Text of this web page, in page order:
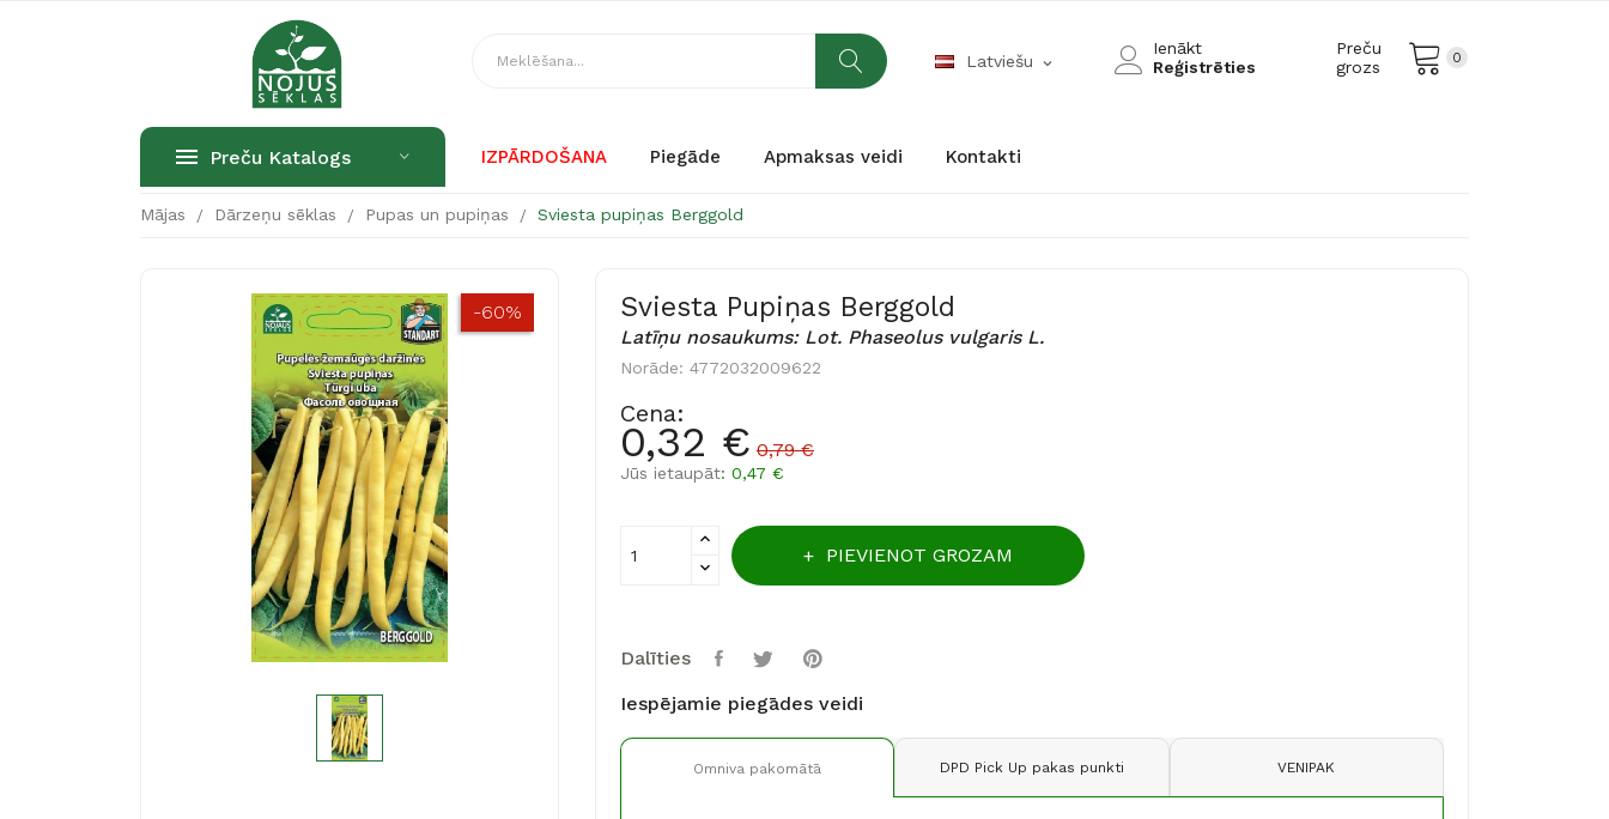
Preču
grozs
0
Ienākt
Reģistrēties
Latviešu expand_more
Preču Katalogs IZPĀRDOŠANA Piegāde Apmaksas veidi Kontakti
Mājas Dārzeņu sēklas Pupas un pupiņas Sviesta pupiņas Berggold
-60% Sviesta Pupiņas Berggold
Latīņu nosaukums: Lot. Phaseolus vulgaris L.
Norāde: 4772032009622
Cena:
0,32 € 0,79 €
Jūs ietaupāt: 0,47 €
PIEVIENOT GROZAM
Dalīties
Iespējamie piegādes veidi
Omniva pakomātā DPD Pick Up pakas punkti VENIPAK